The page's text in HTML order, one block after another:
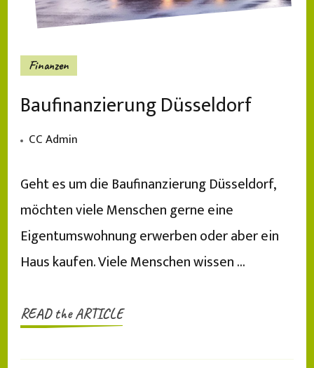
Finanzen
Baufinanzierung Düsseldorf
CC Admin
Geht es um die Baufinanzierung Düsseldorf,
möchten viele Menschen gerne eine
Eigentumswohnung erwerben oder aber ein
Haus kaufen. Viele Menschen wissen …
READ the ARTICLE